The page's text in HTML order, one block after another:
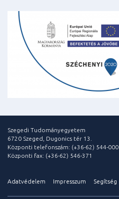
Szegedi Tudományegyetem
6720 Szeged, Dugonics tér 13.
Központi telefonszám: (+36-62) 544-000
Központi fax: (+36-62) 546-371
Adatvédelem Impresszum Segítség